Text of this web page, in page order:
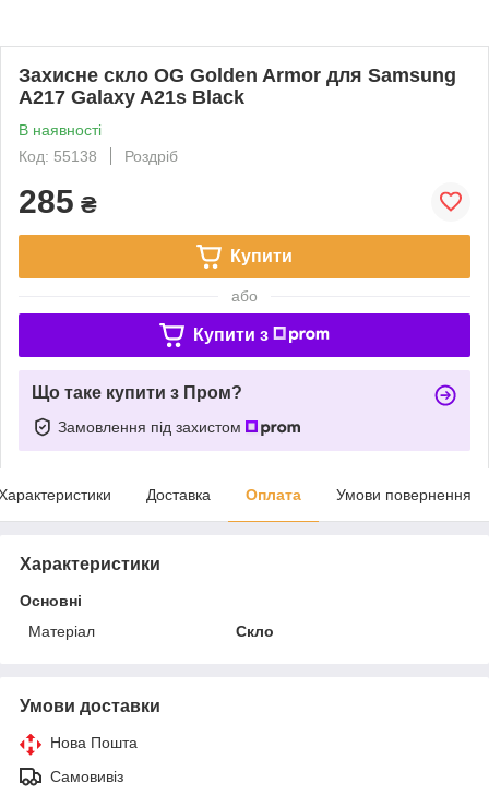
Захисне скло OG Golden Armor для Samsung
A217 Galaxy A21s Black
В наявності
Код: 55138
Роздріб
285 ₴
Купити
або
Купити з
Що таке купити з Пром?
Замовлення під захистом
Доставка Оплата Умови повернення
Характеристики
Основні
Матеріал
Скло
Умови доставки
Нова Пошта
Самовивіз